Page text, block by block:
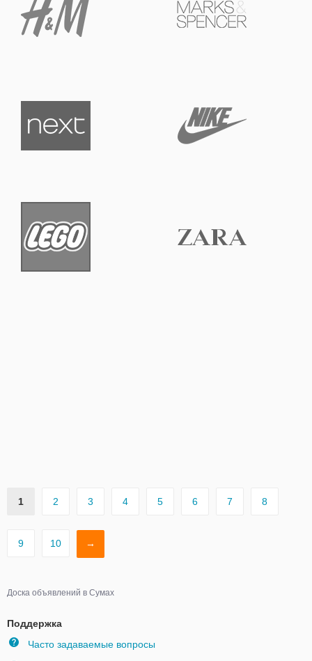
1 2 3 4 5 6 7 8
9 10 →
Доска объявлений в Сумах
Поддержка
Часто задаваемые вопросы